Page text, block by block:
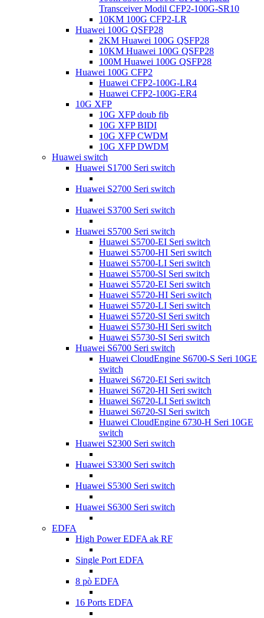
Transceiver Modil CFP2-100G-SR10
10KM 100G CFP2-LR
Huawei 100G QSFP28
2KM Huawei 100G QSFP28
10KM Huawei 100G QSFP28
100M Huawei 100G QSFP28
Huawei 100G CFP2
Huawei CFP2-100G-LR4
Huawei CFP2-100G-ER4
10G XFP
10G XFP doub fib
10G XFP BIDI
10G XFP CWDM
10G XFP DWDM
Huawei switch
Huawei S1700 Seri switch
Huawei S2700 Seri switch
Huawei S3700 Seri switch
Huawei S5700 Seri switch
Huawei S5700-EI Seri switch
Huawei S5700-HI Seri switch
Huawei S5700-LI Seri switch
Huawei S5700-SI Seri switch
Huawei S5720-EI Seri switch
Huawei S5720-HI Seri switch
Huawei S5720-LI Seri switch
Huawei S5720-SI Seri switch
Huawei S5730-HI Seri switch
Huawei S5730-SI Seri switch
Huawei S6700 Seri switch
Huawei CloudEngine S6700-S Seri 10GE
switch
Huawei S6720-EI Seri switch
Huawei S6720-HI Seri switch
Huawei S6720-LI Seri switch
Huawei S6720-SI Seri switch
Huawei CloudEngine 6730-H Seri 10GE
switch
Huawei S2300 Seri switch
Huawei S3300 Seri switch
Huawei S5300 Seri switch
Huawei S6300 Seri switch
EDFA
High Power EDFA ak RF
Single Port EDFA
8 pò EDFA
16 Ports EDFA